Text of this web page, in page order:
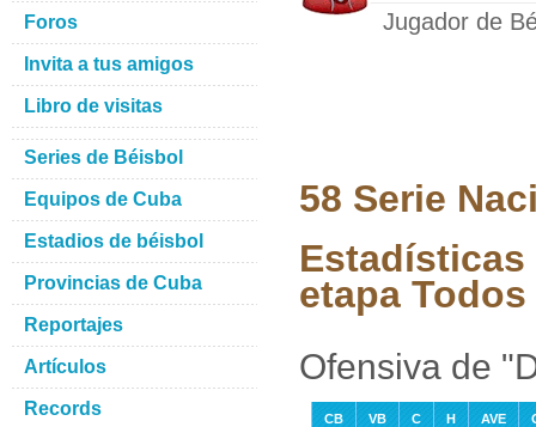
Jugador de
58 Serie
Estadísticas
etapa
Ofensiva de
CB VB C H AVE
Foros
Invita a tus amigos
Libro de visitas
Series de Béisbol
Equipos de Cuba
Estadios de béisbol
Provincias de Cuba
Reportajes
Artículos
Records